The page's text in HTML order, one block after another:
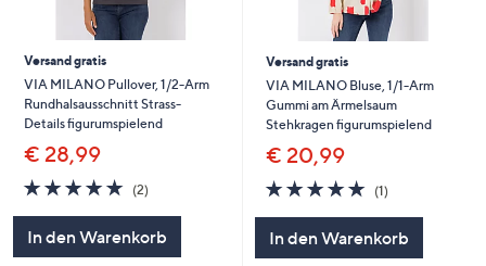
Versand gratis
VIA MILANO Pullover, 1/2-Arm
Rundhalsausschnitt Strass-
Details figurumspielend
€ 28,99
5.0
von
(2)2
In den Warenkorb
Versand gratis
VIA MILANO Bluse, 1/1-Arm
Gummi am Ärmelsaum
Stehkragen figurumspielend
€ 20,99
5.0
von
(1)1
In den Warenkorb